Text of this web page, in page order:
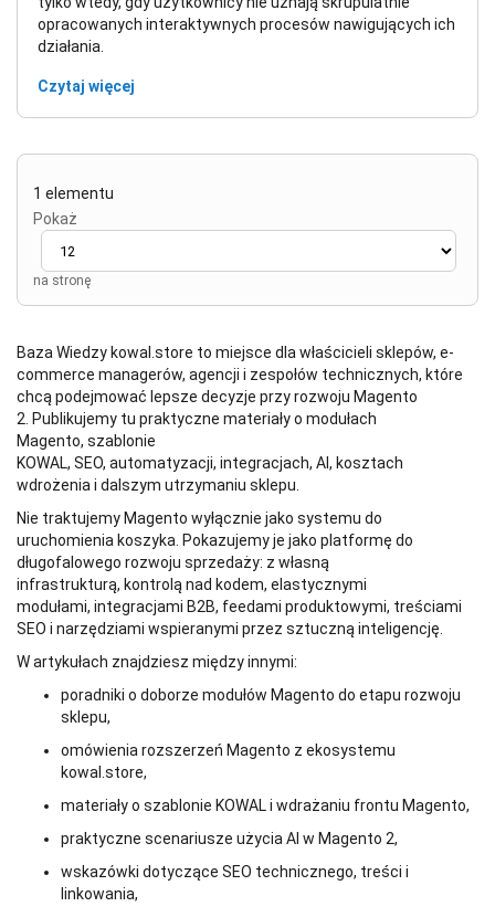
opracowanych interaktywnych procesów nawigujących ich
działania.
Czytaj więcej
1 elementu
Pokaż
na stronę
Baza Wiedzy kowal.store to miejsce dla właścicieli sklepów, e-
commerce managerów, agencji i zespołów technicznych, które
chcą podejmować lepsze decyzje przy rozwoju Magento
2. Publikujemy tu praktyczne materiały o modułach
Magento, szablonie
KOWAL, SEO, automatyzacji, integracjach, AI, kosztach
wdrożenia i dalszym utrzymaniu sklepu.
Nie traktujemy Magento wyłącznie jako systemu do
uruchomienia koszyka. Pokazujemy je jako platformę do
długofalowego rozwoju sprzedaży: z własną
infrastrukturą, kontrolą nad kodem, elastycznymi
modułami, integracjami B2B, feedami produktowymi, treściami
SEO i narzędziami wspieranymi przez sztuczną inteligencję.
W artykułach znajdziesz między innymi:
poradniki o doborze modułów Magento do etapu rozwoju
sklepu,
omówienia rozszerzeń Magento z ekosystemu
kowal.store,
materiały o szablonie KOWAL i wdrażaniu frontu Magento,
praktyczne scenariusze użycia AI w Magento 2,
wskazówki dotyczące SEO technicznego, treści i
linkowania,